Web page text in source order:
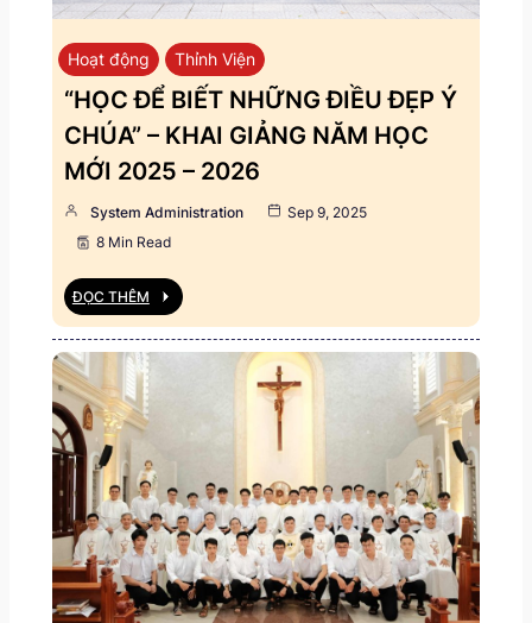
Hoạt động Thỉnh Viện
“HỌC ĐỂ BIẾT NHỮNG ĐIỀU ĐẸP Ý
CHÚA” – KHAI GIẢNG NĂM HỌC
MỚI 2025 – 2026
System Administration
Sep 9, 2025
8 Min Read
ĐỌC THÊM